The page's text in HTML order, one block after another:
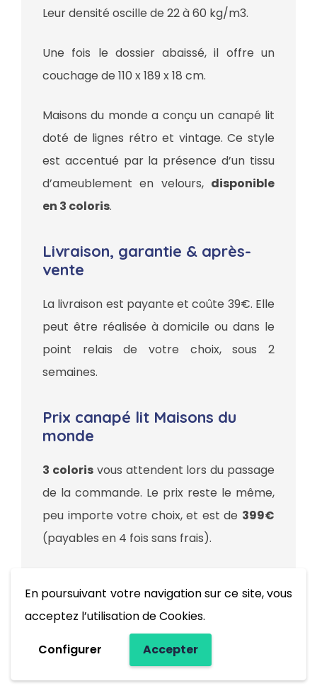
En poursuivant votre navigation sur ce site, vous
acceptez l’utilisation de Cookies.
Configurer Accepter
Leur densité oscille de 22 à 60 kg/m3.
Une fois le dossier abaissé, il offre un
couchage de 110 x 189 x 18 cm.
Maisons du monde a conçu un canapé lit
doté de lignes rétro et vintage. Ce style
est accentué par la présence d’un tissu
d’ameublement en velours, disponible
en 3 coloris.
Livraison, garantie & après-
vente
La livraison est payante et coûte 39€. Elle
peut être réalisée à domicile ou dans le
point relais de votre choix, sous 2
semaines.
Prix canapé lit Maisons du
monde
3 colorisvous attendent lors du passage
de la commande. Le prix reste le même,
peu importe votre choix, et est de 399€
(payables en 4 fois sans frais).
Découvrir le canapé lit
Maison du monde